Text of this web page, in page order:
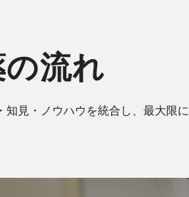
流れ
見・ノウハウを統合し、最大限